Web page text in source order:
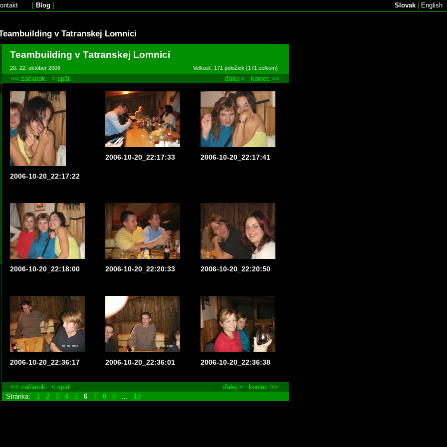
[ Blog ] Slovak English
v Tatranskej Lomnici
Teambuilding v Tatranskej Lomnici
20.-22. október 2006 Velkosť: 171 položiek (171 celkom)
<< začiatok < späť ďalej > koniec >>
2006-10-20_22:17:22
2006-10-20_22:17:33 2006-10-20_22:17:41
2006-10-20_22:18:00 2006-10-20_22:20:33 2006-10-20_22:20:50
2006-10-20_22:36:17 2006-10-20_22:36:01 2006-10-20_22:36:38
<< začiatok < späť ďalej >
koniec >>
Stránka:
1 2 3 4 5 6 7 8 9 ... 19